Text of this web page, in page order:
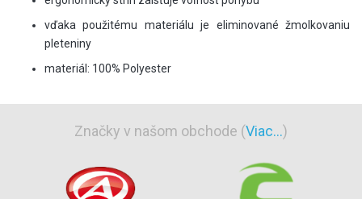
vďaka použitému materiálu je eliminované žmolkovaniu
pleteniny
materiál: 100% Polyester
Značky v našom obchode (Viac...)